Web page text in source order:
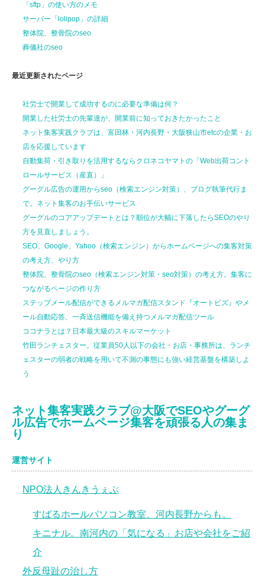
「sftp」の使い方のメモ
サーバー「lolipop」の詳細
整体院、整骨院のseo
葬儀社のseo
最近更新されたページ
社労士で開業して成功するのに必要な準備は何？
開業した社労士の先輩達が、
開業前に知っておきたかったこと
ネット集客実践クラブは、富田林・河内長野・大阪狭山市etcの企業・お
店を応援しています
自動集荷・引き取りを活用するならクロネコヤマトの「Web出荷コント
ロールサービス（産直）」
グーグル広告の運用からseo（検索エンジン対策）、ブログ執筆代行ま
で。ネット集客のお手伝いサービス
グーグルのコアアップデートとは？順位が大幅に下落したらSEOのやり
方を見直しましょう。
SEO、Google、Yahoo（検索エンジン）からホームページへの集客対策
の考え方、やり方
整体院、整骨院のseo（検索エンジン対策・seo対策）の考え方。集客に
つながるページの作り方
ステップメール配信ができるメルマガ配信スタンド『オートビズ』やメ
ール自動応答、一斉送信機能を備え持つメルマガ配信ツール
ココナラとは？日本最大級のスキルマーケット
竹田ランチェスター。従業員50人以下の会社・お店・事務所は、ランチ
ェスターの弱者の戦略を用いて不測の事態にも強い経営基盤を構築しよ
う
ネット集客実践クラブ@大阪でSEOやグーグ
ル広告でホームページ集客を頑張る人の集ま
り
運営サイト
NPO法人きんきうぇぶ
すばるホールパソコン教室、河内長野からも。
キニナル。南河内の「気になる」お店や会社をご紹
介
外反母趾の治し方